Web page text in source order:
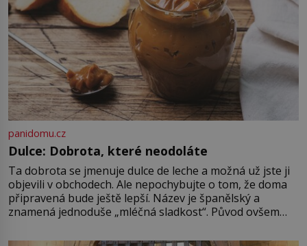
panidomu.cz
Dulce: Dobrota, které neodoláte
Ta dobrota se jmenuje dulce de leche a možná už jste ji
objevili v obchodech. Ale nepochybujte o tom, že doma
připravená bude ještě lepší. Název je španělský a
znamená jednoduše „mléčná sladkost“. Původ ovšem
pře hned několik latinskoamerických zemí a k tomu